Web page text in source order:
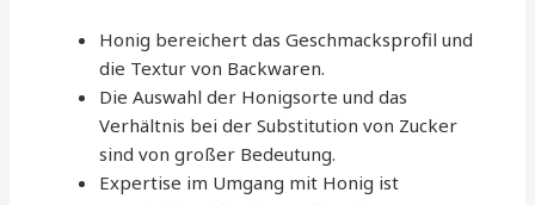
Honig bereichert das Geschmacksprofil und
die Textur von Backwaren.
Die Auswahl der Honigsorte und das
Verhältnis bei der Substitution von Zucker
sind von großer Bedeutung.
Expertise im Umgang mit Honig ist